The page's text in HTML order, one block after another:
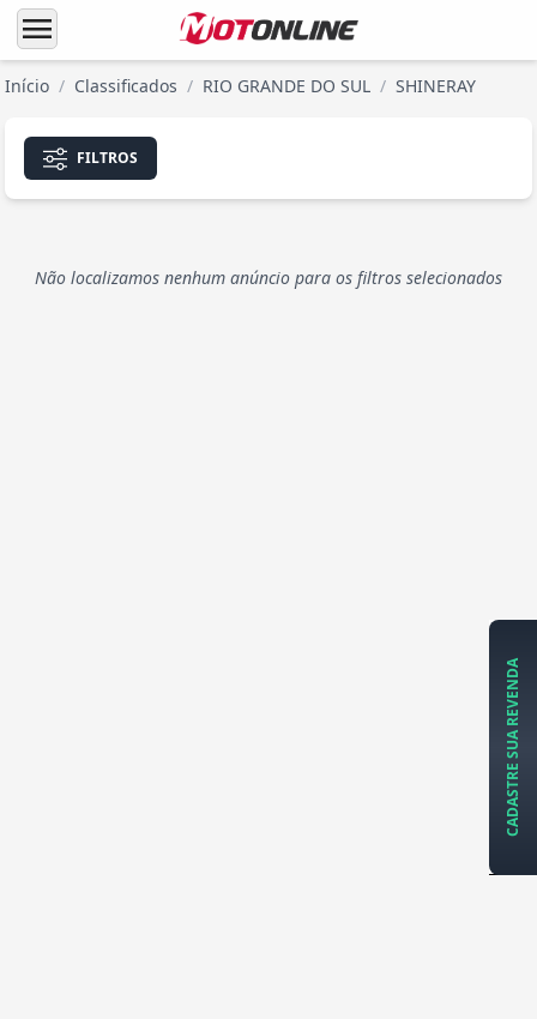
menu
Início / Classificados / RIO GRANDE DO SUL / SHINERAY
FILTROS
Não localizamos nenhum anúncio para os filtros selecionados
CADASTRE SUA REVENDA